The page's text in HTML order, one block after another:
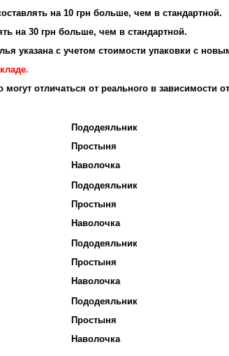
на 10 грн больше, чем в стандартной.
на 30 грн больше, чем в стандартной.
указана с учетом стоимости упаковки с
могут отличаться от реального в зависимости
Пододеяльник
Простыня
Наволочка
Пододеяльник
Простыня
Наволочка
Пододеяльник
Простыня
Наволочка
Пододеяльник
Простыня
Наволочка